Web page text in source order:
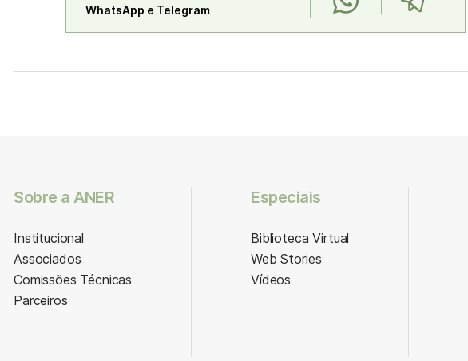
WhatsApp e Telegram
Sobre a ANER
Institucional
Associados
Comissões Técnicas
Parceiros
Especiais
Biblioteca Virtual
Web Stories
Vídeos